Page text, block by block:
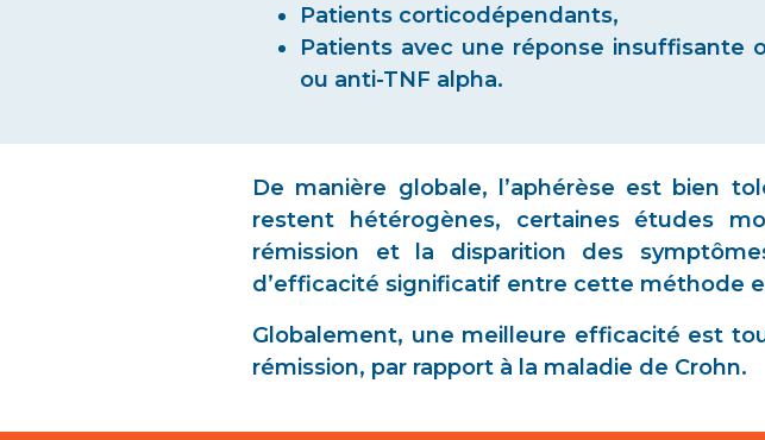
Patients corticodépendants,
Patients avec une réponse insuffisante
ou anti-TNF alpha.
De manière globale, l’aphérèse est bien
restent hétérogènes, certaines études
rémission et la disparition des
d’efficacité significatif entre cette méthode
Globalement, une meilleure efficacité est
rémission, par rapport à la maladie de Crohn.